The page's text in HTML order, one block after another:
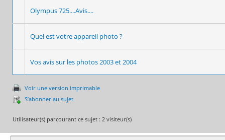
Olympus 725....Avis....
Quel est votre appareil photo ?
Vos avis sur les photos 2003 et 2004
Voir une version imprimable
S’abonner au sujet
Utilisateur(s) parcourant ce sujet : 2 visiteur(s)